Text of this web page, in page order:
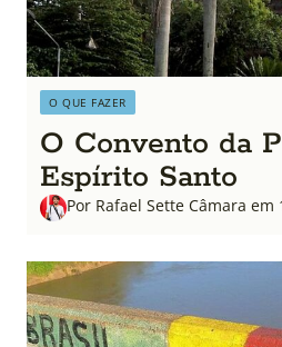
O QUE FAZER
O Convento da
Espírito Santo
Por Rafael Sette Câmara em